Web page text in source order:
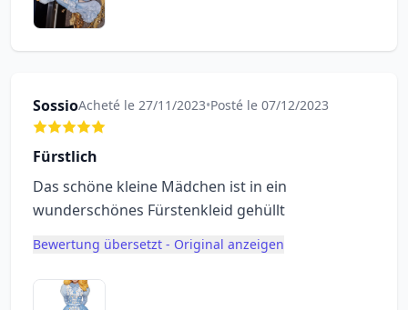
SossioAcheté le 27/11/2023•Posté le 07/12/2023
Fürstlich
Das schöne kleine Mädchen ist in ein
wunderschönes Fürstenkleid gehüllt
Bewertung übersetzt - Original anzeigen